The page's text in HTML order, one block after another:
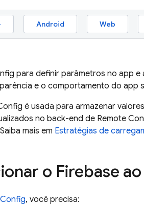
Android Web
para definir parâmetros no app e
e o comportamento do app
é usada para armazenar
no back-end de Remote
mais em Estratégias de
o Firebase
, você precisa: